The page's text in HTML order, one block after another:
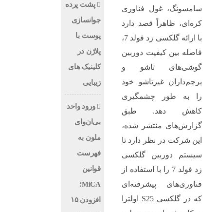
سامسونگ، غول فناوری
کره‌ای، ظاهراً قصد دارد
با ارائه گلکسی زد فولد 7،
فاصله بین کیفیت دوربین
گوشی‌های تاشو و
پرچم‌داران غیرتاشو خود
را به طور چشمگیری
کاهش دهد. طبق
گزارش‌های منتشر شده،
این شرکت در نظر دارد تا
سیستم دوربین گلکسی
زد فولد 7 را با استفاده از
فناوری‌های پیشرفته‌ای
که در گلکسی S25 اولترا
پشت پرده
جوانسازی
پوست با
پلاژن در
کلینیک های
زیبایی
ورود واحد
بی‌ان‌وای
ملون به
فهرست
قوانین
MiCA؛
افزودن ۱۵